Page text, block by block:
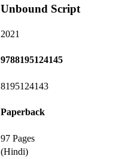
Unbound Script
2021
9788195124145
8195124143
Paperback
97 Pages
(Hindi)